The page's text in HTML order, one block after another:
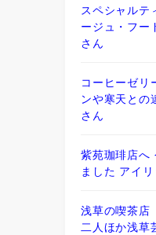
スペシャルテ
ージュ・フー
さん
コーヒーゼリ
ンや寒天との
さん
紫苑珈琲店へ
ました アイ
浅草の喫茶店
二人ほか浅草